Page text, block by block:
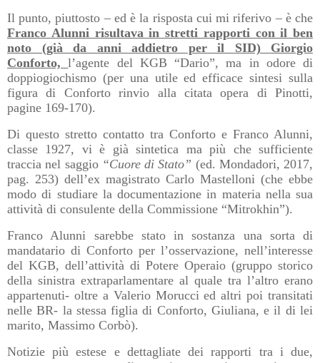
Il punto, piuttosto – ed è la risposta cui mi riferivo – è che
Franco Alunni risultava in stretti rapporti con il ben
noto (già da anni addietro per il SID) Giorgio
Conforto,l’agente del KGB “Dario”, ma in odore di
doppiogiochismo (per una utile ed efficace sintesi sulla
figura di Conforto rinvio alla citata opera di Pinotti,
pagine 169-170).
Di questo stretto contatto tra Conforto e Franco Alunni,
classe 1927, vi è già sintetica ma più che sufficiente
traccia nel saggio “Cuore di Stato” (ed. Mondadori, 2017,
pag. 253) dell’ex magistrato Carlo Mastelloni (che ebbe
modo di studiare la documentazione in materia nella sua
attività di consulente della Commissione “Mitrokhin”).
Franco Alunni sarebbe stato in sostanza una sorta di
mandatario di Conforto per l’osservazione, nell’interesse
del KGB, dell’attività di Potere Operaio (gruppo storico
della sinistra extraparlamentare al quale tra l’altro erano
appartenuti- oltre a Valerio Morucci ed altri poi transitati
nelle BR- la stessa figlia di Conforto, Giuliana, e il di lei
marito, Massimo Corbò).
Notizie più estese e dettagliate dei rapporti tra i due,